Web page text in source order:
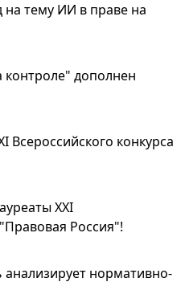
на тему ИИ в праве на
контроле" дополнен
Всероссийского конкурса
XXI
Россия"!
анализирует нормативно-